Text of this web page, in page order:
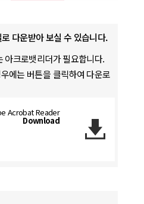
다운받아 보실 수 있습니다.
아크로뱃리더가 필요합니다.
에는 버튼을 클릭하여 다운로
Acrobat Reader
Download